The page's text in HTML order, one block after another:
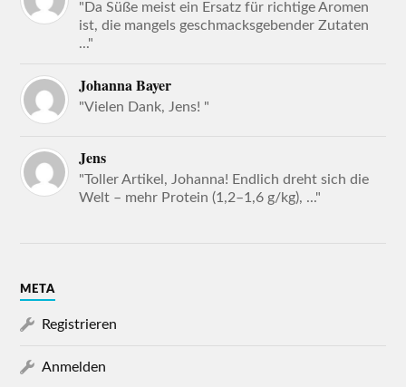
"Da Süße meist ein Ersatz für richtige Aromen
ist, die mangels geschmacksgebender Zutaten
..."
Johanna Bayer
"Vielen Dank, Jens! "
Jens
"Toller Artikel, Johanna! Endlich dreht sich die
Welt – mehr Protein (1,2–1,6 g/kg), ..."
META
Registrieren
Anmelden